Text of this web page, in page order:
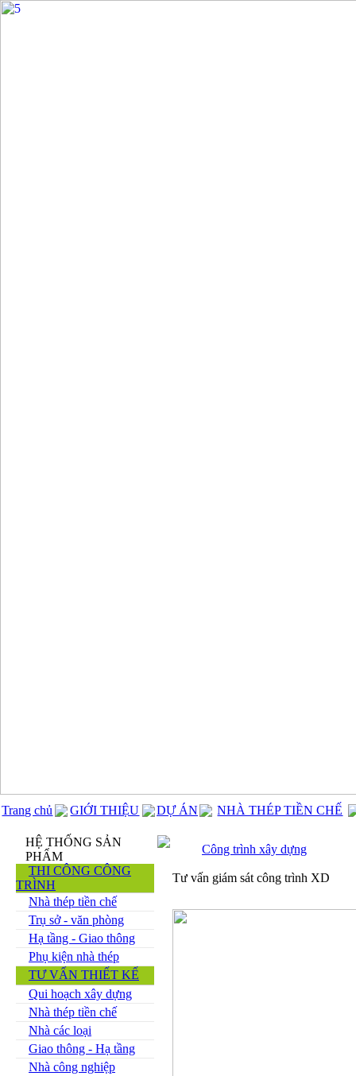
Trang chủ GIỚI THIỆU DỰ ÁN NHÀ THÉP TIỀN CHẾ
HỆ THỐNG SẢN
PHẨM
THI CÔNG CÔNG
TRÌNH
Nhà thép tiền chế
Trụ sở - văn phòng
Hạ tầng - Giao thông
Phụ kiện nhà thép
TƯ VẤN THIẾT KẾ
Qui hoạch xây dựng
Nhà thép tiền chế
Nhà các loại
Giao thông - Hạ tầng
Nhà công nghiệp
Công trình xây dựng
Tư vấn giám sát công trình XD